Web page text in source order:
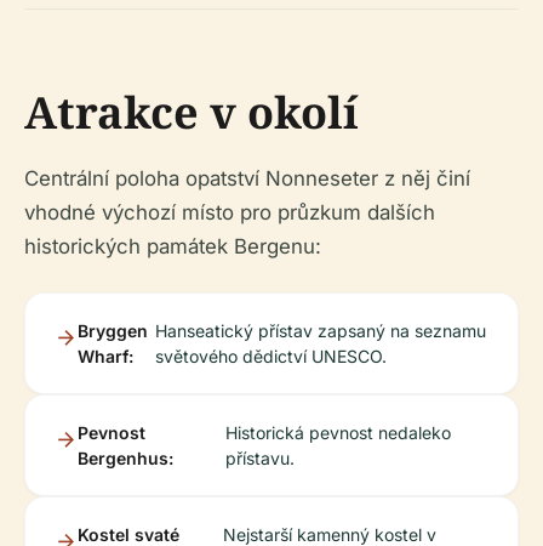
Atrakce v okolí
Centrální poloha opatství Nonneseter z něj činí
vhodné výchozí místo pro průzkum dalších
historických památek Bergenu:
Bryggen
Wharf:
Hanseatický přístav zapsaný na seznamu
světového dědictví UNESCO.
Pevnost
Bergenhus:
Historická pevnost nedaleko
přístavu.
Kostel svaté
Nejstarší kamenný kostel v